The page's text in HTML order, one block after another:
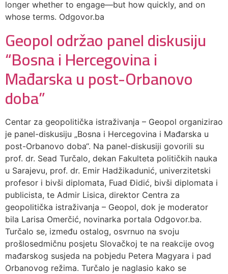
longer whether to engage—but how quickly, and on
whose terms. Odgovor.ba
Geopol održao panel diskusiju
“Bosna i Hercegovina i
Mađarska u post-Orbanovo
doba”
Centar za geopolitička istraživanja – Geopol organizirao
je panel-diskusiju „Bosna i Hercegovina i Mađarska u
post-Orbanovo doba“. Na panel-diskusiji govorili su
prof. dr. Sead Turčalo, dekan Fakulteta političkih nauka
u Sarajevu, prof. dr. Emir Hadžikadunić, univerzitetski
profesor i bivši diplomata, Fuad Đidić, bivši diplomata i
publicista, te Admir Lisica, direktor Centra za
geopolitička istraživanja – Geopol, dok je moderator
bila Larisa Omerčić, novinarka portala Odgovor.ba.
Turčalo se, između ostalog, osvrnuo na svoju
prošlosedmičnu posjetu Slovačkoj te na reakcije ovog
mađarskog susjeda na pobjedu Petera Magyara i pad
Orbanovog režima. Turčalo je naglasio kako se